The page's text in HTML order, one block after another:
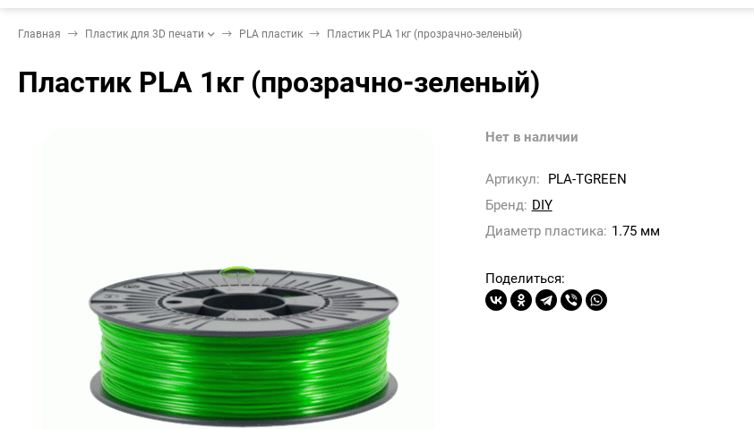
Главная Пластик для 3D печати PLA пластик Пластик PLA 1кг (прозрачно-зеленый)
Пластик PLA 1кг (прозрачно-зеленый)
Нет в наличии
Артикул:
PLA-TGREEN
Бренд: DIY
Диаметр пластика: 1.75 мм
Поделиться: